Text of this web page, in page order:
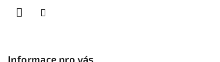
Informace pro vás